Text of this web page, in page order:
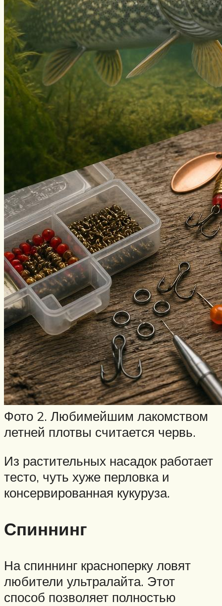
Фото 2. Любимейшим лакомством
летней плотвы считается червь.
Из растительных насадок работает
тесто, чуть хуже перловка и
консервированная кукуруза.
Спиннинг
На спиннинг красноперку ловят
любители ультралайта. Этот
способ позволяет полностью